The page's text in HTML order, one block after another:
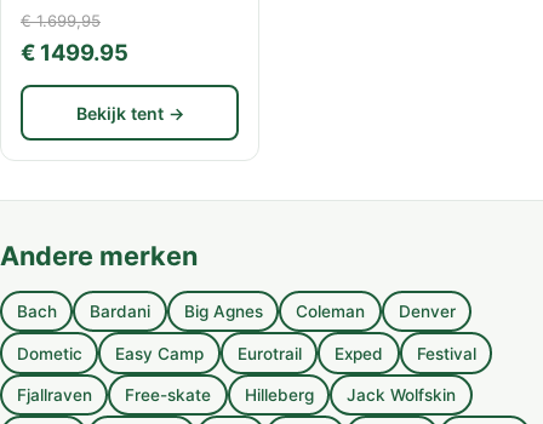
€ 1.699,95
€ 1499.95
Bekijk tent →
Andere merken
Bach Bardani Big Agnes Coleman Denver
Dometic Easy Camp Eurotrail Exped Festival
Fjallraven Free-skate Hilleberg Jack Wolfskin